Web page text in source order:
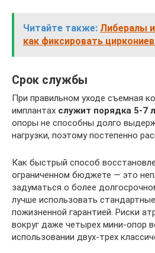
Читайте также: Либералы
как фиксировать
Срок службы
При правильном уходе съемная
имплантах служит порядка 5-7
опоры не способны долго
нагрузки, поэтому постепенно
Как быстрый способ
ограниченном бюджете — это
задуматься о более
лучше использовать
пожизненной гарантией. Риски
вокруг даже четырех мини-опор
использовании двух-трех